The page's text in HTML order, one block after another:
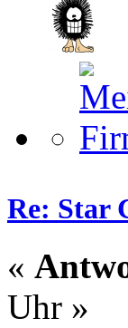
Re: Star
«
Uhr »